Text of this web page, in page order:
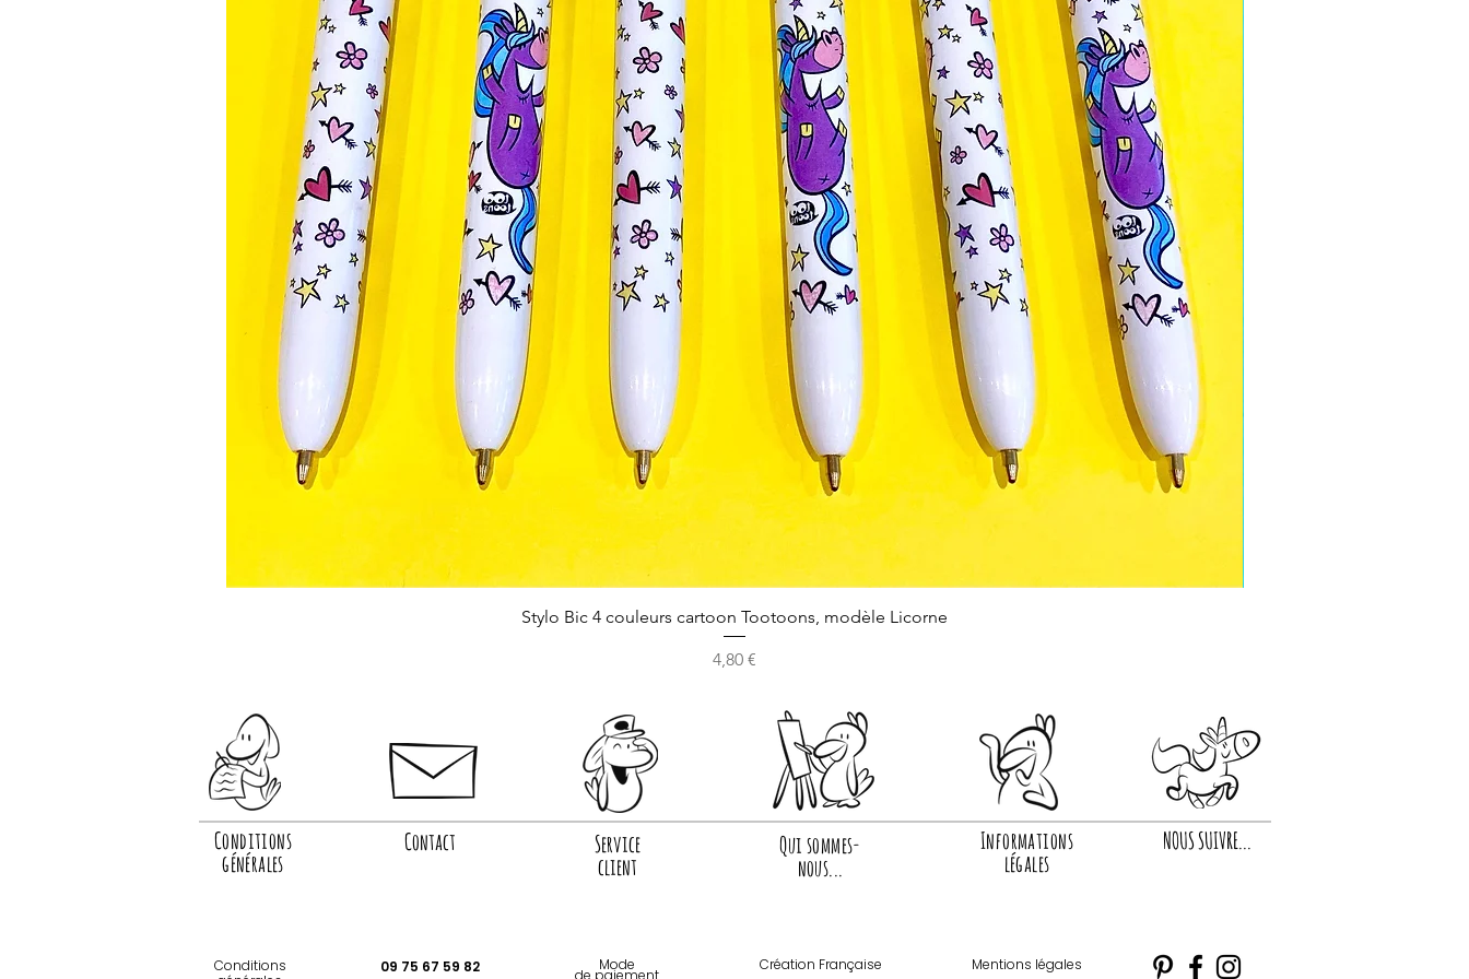
coton bio. Nous collaborons avec une couturière
locale sur plusieurs produits.
Pour conserver au mieux nos sacs tote-bags
Tootoons
, nous conseillons un lavage à l'envers à
30°C, ainsi qu'un repassage à l'envers.
Stylo Bic 4 couleurs cartoon Tootoons, modèle Licorne
Prix
4,80 €
Conditions
générales
Contact
Service
client
Qui sommes-
nous...
Informations
légales
NOUS SUIVRE...
Conditions
09 75 67 59 82 Mode
de paiement
Création Française
Mentions légales